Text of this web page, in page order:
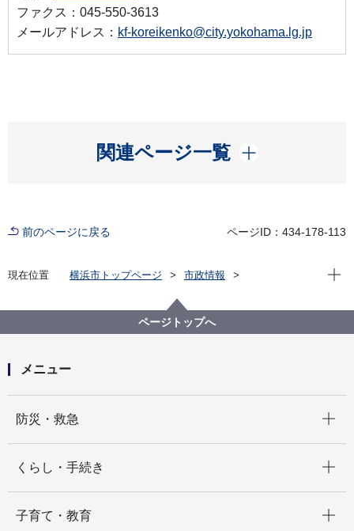
ファクス：045-550-3613
メールアドレス： kf-koreikenko@city.yokohama.lg.jp
関連ページ一覧
開く
前のページに戻る ページID：434-178-113
現在位置 横浜市トップページ
市政情報
会計年度任用職員採用募集
【健康福祉局】会計年度任⽤職員（⽇額職・⾼齢健康
福祉課事務）募集案内
現在
ページトップへ
メニュー
防災・救急
くらし・手続き
子育て・教育